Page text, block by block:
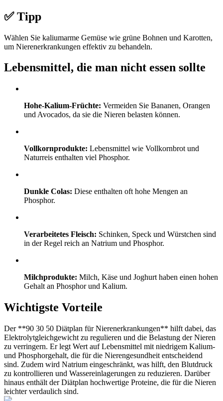
✅ Tipp
Wählen Sie kaliumarme Gemüse wie grüne Bohnen und Karotten,
um Nierenerkrankungen effektiv zu behandeln.
Lebensmittel, die man nicht essen sollte
Hohe-Kalium-Früchte: Vermeiden Sie Bananen, Orangen
und Avocados, da sie die Nieren belasten können.
Vollkornprodukte: Lebensmittel wie Vollkornbrot und
Naturreis enthalten viel Phosphor.
Dunkle Colas: Diese enthalten oft hohe Mengen an
Phosphor.
Verarbeitetes Fleisch: Schinken, Speck und Würstchen sind
in der Regel reich an Natrium und Phosphor.
Milchprodukte: Milch, Käse und Joghurt haben einen hohen
Gehalt an Phosphor und Kalium.
Wichtigste Vorteile
Der **90 30 50 Diätplan für Nierenerkrankungen** hilft dabei, das
Elektrolytgleichgewicht zu regulieren und die Belastung der Nieren
zu verringern. Er legt Wert auf Lebensmittel mit niedrigem Kalium-
und Phosphorgehalt, die für die Nierengesundheit entscheidend
sind. Zudem wird Natrium eingeschränkt, was hilft, den Blutdruck
zu kontrollieren und Wassereinlagerungen zu reduzieren. Darüber
hinaus enthält der Diätplan hochwertige Proteine, die für die Nieren
leichter verdaulich sind.